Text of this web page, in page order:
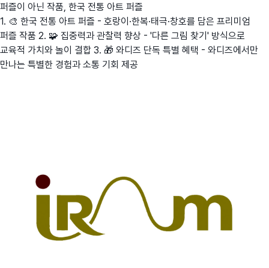
퍼즐이 아닌 작품, 한국 전통 아트 퍼즐
1. 🎨 한국 전통 아트 퍼즐 - 호랑이·한복·태극·창호를 담은 프리미엄
퍼즐 작품 2. 🧩 집중력과 관찰력 향상 - '다른 그림 찾기' 방식으로
교육적 가치와 놀이 결합 3. 🎁 와디즈 단독 특별 혜택 - 와디즈에서만
만나는 특별한 경험과 소통 기회 제공